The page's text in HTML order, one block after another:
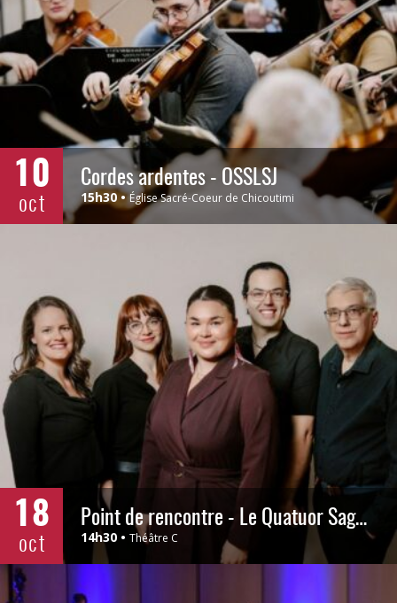
10
oct
Cordes ardentes - OSSLSJ
15h30 Église Sacré-Coeur de Chicoutimi
18
oct
Point de rencontre - Le Quatuor Saguenay et Elisabeth St-Gelais - OSSLSJ
14h30 Théâtre C